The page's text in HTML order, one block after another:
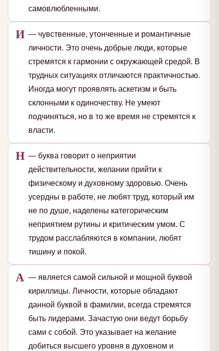
самовлюбленными.
И — чувственные, утонченные и романтичные
личности. Это очень добрые люди, которые
стремятся к гармонии с окружающей средой. В
трудных ситуациях отличаются практичностью.
Иногда могут проявлять аскетизм и быть
склонными к одиночеству. Не умеют
подчиняться, но в то же время не стремятся к
власти.
Н — буква говорит о неприятии
действительности, желании прийти к
физическому и духовному здоровью. Очень
усердны в работе, не любят труд, который им
не по душе, наделены категорическим
неприятием рутины и критическим умом. С
трудом расслабляются в компании, любят
тишину и покой.
А — является самой сильной и мощной буквой
кириллицы. Личности, которые обладают
данной буквой в фамилии, всегда стремятся
быть лидерами. Зачастую они ведут борьбу
сами с собой. Это указывает на желание
добиться высшего уровня в духовном и